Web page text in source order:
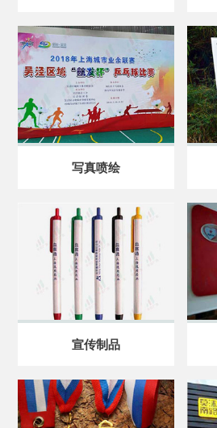
写真喷绘
宣传制品